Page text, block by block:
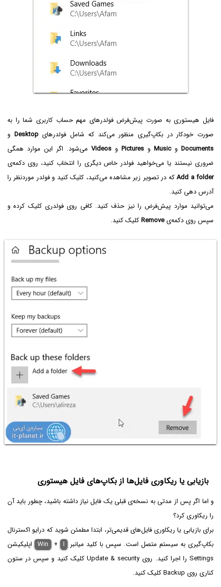
فایل هیستوری به صورت پیش‌فرض فولدرهای مهم حساب کاربری شما را به
صورت خودکار در بکاپ‌گیری منظور می‌کند که شامل فولدرهایDesktop و
Documents وMusic و Pictures و Videos می‌شود. اگر این موارد همگی
ضروری نیستند یا می‌خواهید فولدر خاص دیگری را انتخاب کنید، روی دکمه‌ی
Add a folderکه در تصویر زیر مشاهده می‌کنید، کلیک کنید و فولدر موردنظر را
آدرس دهی کنید.
می‌توانید موارد پیش‌فرض را نیز حذف کنید. کافی روی فولدری کلیک کرده و
سپس روی دکمه‌یRemoveکلیک کنید.
بازیابی یا ریکاوری فایل‌ها از بکاپ‌های فایل هیستوری
و اما اگر پس از مدتی به نسخه‌ی قبلی یک فایل نیاز داشته باشید، چطور باید آن
را ریکاوری کرد؟
برای بازیابی یا ریکاوری فایل‌های قدیمی‌تر، ابتدا مطمئن شوید که درایو اکسترنال
بکاپ‌گیری به سیستم متصل است. سپس با کلید میانبر
Win + I
اپلیکیشن
Settings را اجرا کنید. روی Update & security کلیک کنید و سپس در ستون
کناری روی Backup کلیک کنید.